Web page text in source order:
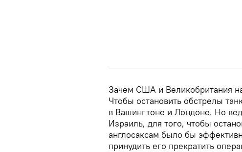
Зачем США и Великобритания
Чтобы остановить обстрелы
в Вашингтоне и Лондоне. Но
Израиль, для того, чтобы
англосаксам было бы
принудить его прекратить